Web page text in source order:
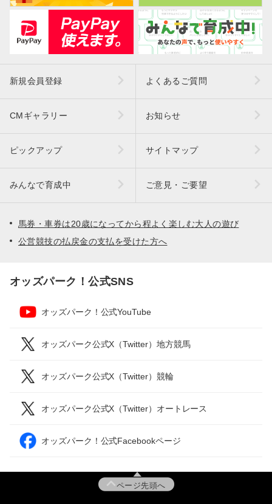
新規会員登録 よくあるご質問
CMギャラリー お知らせ
ピックアップ サイトマップ
みんなで育成中 ご意見・ご要望
馬券・車券は20歳になってから程よく楽しむ大人の遊び
公営競技の払戻金の支払を受けた方へ
オッズパーク！公式SNS
オッズパーク！公式YouTube
オッズパーク公式X（Twitter）地方競馬
オッズパーク公式X（Twitter）競輪
オッズパーク公式X（Twitter）オートレース
オッズパーク！公式Facebookページ
ページ先頭へ